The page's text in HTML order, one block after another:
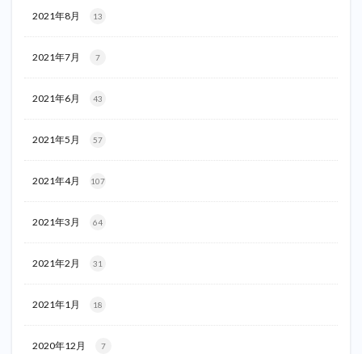
2021年8月 13
2021年7月 7
2021年6月 43
2021年5月 57
2021年4月 107
2021年3月 64
2021年2月 31
2021年1月 18
2020年12月 7